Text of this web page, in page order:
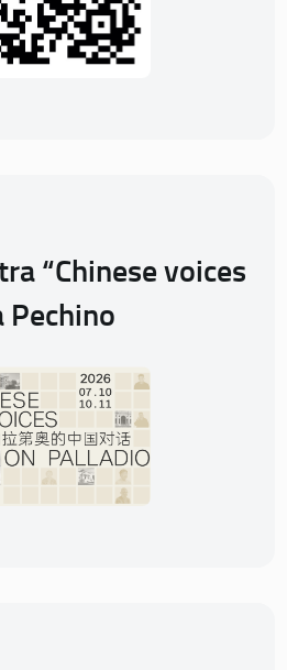
“Chinese voices
Pechino